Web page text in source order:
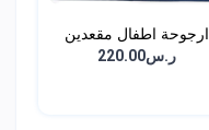
ارجوحة اطفال مقعدين
ر.س220.00